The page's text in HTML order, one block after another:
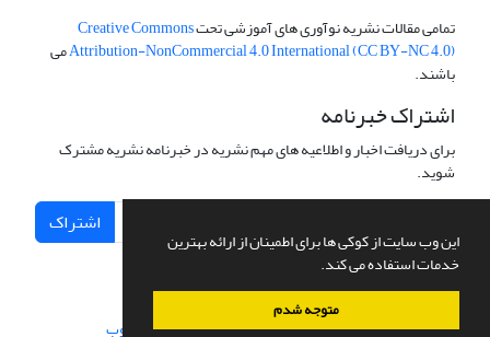
این وب سایت از کوکی ها برای اطمینان از ارائه بهترین
خدمات استفاده می کند.
متوجه شدم
تمامی مقالات نشریه نوآوری های آموزشی تحتCreative Commons
Attribution-NonCommercial 4.0 International (CC BY-NC 4.0)می
باشند.
اشتراک خبرنامه
برای دریافت اخبار و اطلاعیه های مهم نشریه در خبرنامه نشریه مشترک
شوید.
اشتراک
سامانه مدیریت نشریات علمی.طراحی و پیاده سازی از سیناوب